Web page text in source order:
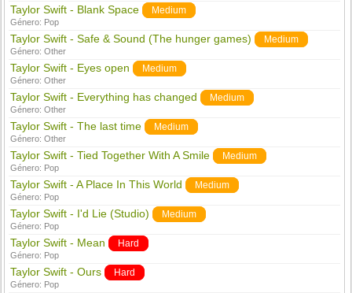
Taylor Swift - Blank Space Medium
Género: Pop
Taylor Swift - Safe & Sound (The hunger games) Medium
Género:Other
Taylor Swift - Eyes open Medium
Género:Other
Taylor Swift - Everything has changed Medium
Género:Other
Taylor Swift - The last time Medium
Género:Other
Taylor Swift - Tied Together With A Smile Medium
Género: Pop
Taylor Swift - A Place In This World Medium
Género: Pop
Taylor Swift - I'd Lie (Studio) Medium
Género: Pop
Taylor Swift - Mean Hard
Género: Pop
Taylor Swift - Ours Hard
Género: Pop